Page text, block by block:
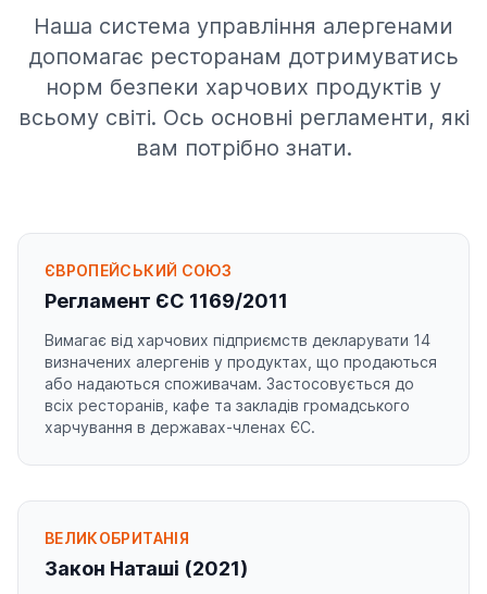
Наша система управління алергенами
допомагає ресторанам дотримуватись
норм безпеки харчових продуктів у
всьому світі. Ось основні регламенти, які
вам потрібно знати.
ЄВРОПЕЙСЬКИЙ СОЮЗ
Регламент ЄС 1169/2011
Вимагає від харчових підприємств декларувати 14
визначених алергенів у продуктах, що продаються
або надаються споживачам. Застосовується до
всіх ресторанів, кафе та закладів громадського
харчування в державах-членах ЄС.
ВЕЛИКОБРИТАНІЯ
Закон Наташі (2021)